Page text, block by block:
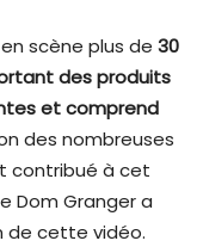
scène plus de 30
des produits
et comprend
des nombreuses
contribué à cet
Dom Granger a
de cette vidéo.